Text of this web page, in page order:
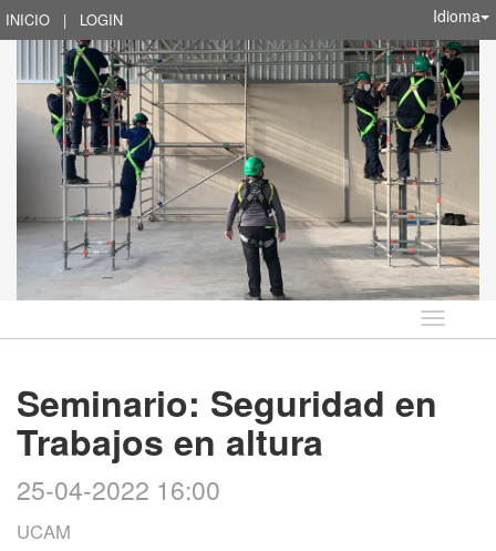
INICIO | LOGIN Idioma
Idioma
Seminario: Seguridad en
Trabajos en altura
25-04-2022 16:00
UCAM